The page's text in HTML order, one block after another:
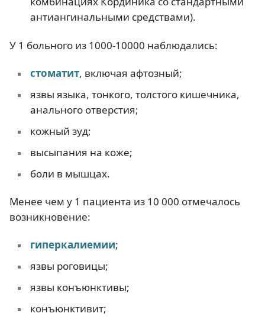
антиангинальными средствами).
У 1 больного из 1000-10000 наблюдались:
стоматит, включая афтозный;
язвы языка, тонкого, толстого кишечника,
анального отверстия;
кожный зуд;
высыпания на коже;
боли в мышцах.
Менее чем у 1 пациента из 10 000 отмечалось
возникновение:
гиперкалиемии;
язвы роговицы;
язвы конъюнктивы;
конъюнктивит;